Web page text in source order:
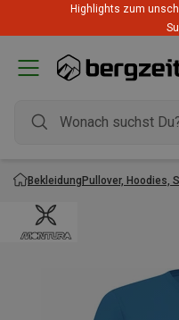
Highlights zum
BekleidungPullover, Hoodies,